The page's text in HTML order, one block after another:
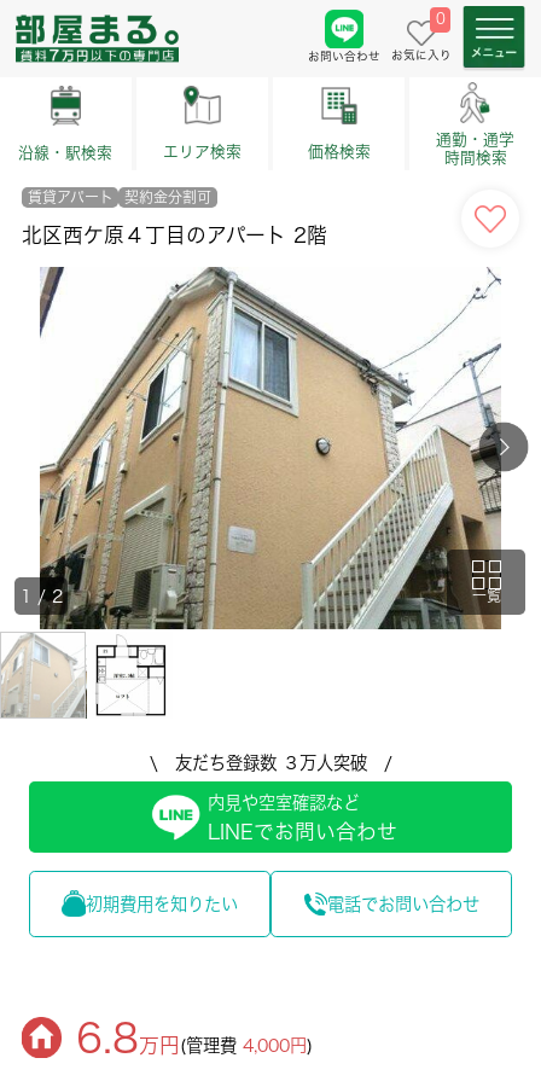
お問い合わせ
0
お気に入り
沿線・駅検索 エリア検索 価格検索
通勤・通学
時間検索
賃貸アパート 契約金分割可
北区西ケ原４丁目のアパート 2階
一覧
1 /2
\ 友だち登録数 ３万人突破 /
内見や空室確認など
LINEでお問い合わせ
初期費用を知りたい 電話でお問い合わせ
6.8万円 (管理費4,000円)